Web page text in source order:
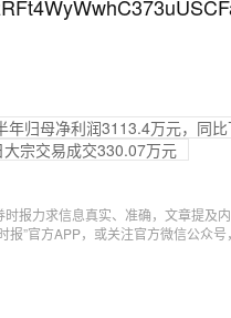
年归母净利润3113.4万元，同
宗交易成交330.07万元
时报力求信息真实、准确，文章提及
报”官方APP，或关注官方微信公众